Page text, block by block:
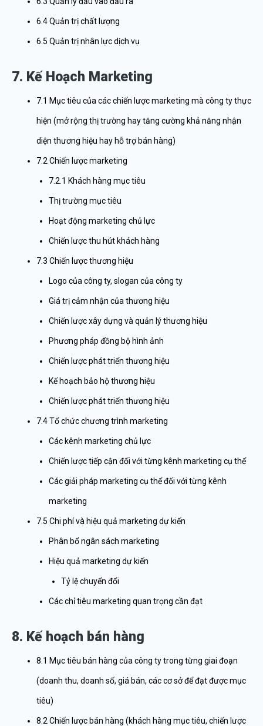
6.4 Quản trị chất lượng
6.5 Quản trị nhân lực dịch vụ
7. Kế Hoạch Marketing
7.1 Mục tiêu của các chiến lược marketing mà công ty thực
hiện (mở rộng thị trường hay tăng cường khả năng nhận
diện thương hiệu hay hỗ trợ bán hàng)
7.2 Chiến lược marketing
7.2.1 Khách hàng mục tiêu
Thị trường mục tiêu
Hoạt động marketing chủ lực
Chiến lược thu hút khách hàng
7.3 Chiến lược thương hiệu
Logo của công ty, slogan của công ty
Giá trị cảm nhận của thương hiệu
Chiến lược xây dựng và quản lý thương hiệu
Phương pháp đồng bộ hình ảnh
Chiến lược phát triển thương hiệu
Kế hoạch bảo hộ thương hiệu
Chiến lược phát triển thương hiệu
7.4 Tổ chức chương trình marketing
Các kênh marketing chủ lực
Chiến lược tiếp cận đối với từng kênh marketing cụ thể
Các giải pháp marketing cụ thể đối với từng kênh
marketing
7.5 Chi phí và hiệu quả marketing dự kiến
Phân bổ ngân sách marketing
Hiệu quả marketing dự kiến
Tỷ lệ chuyển đổi
Các chỉ tiêu marketing quan trọng cần đạt
8. Kế hoạch bán hàng
8.1 Mục tiêu bán hàng của công ty trong từng giai đoạn
(doanh thu, doanh số, giá bán, các cơ sở để đạt được mục
tiêu)
8.2 Chiến lược bán hàng (khách hàng mục tiêu, chiến lược